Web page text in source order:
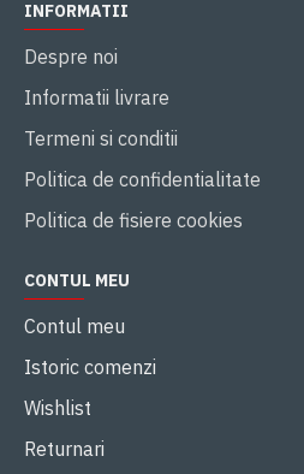
INFORMATII
Despre noi
Informatii livrare
Termeni si conditii
Politica de confidentialitate
Politica de fisiere cookies
CONTUL MEU
Contul meu
Istoric comenzi
Wishlist
Returnari